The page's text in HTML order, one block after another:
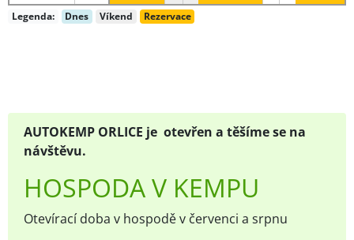
Legenda: Dnes Víkend Rezervace
AUTOKEMP ORLICE je otevřen a těšíme se na
návštěvu.
HOSPODA V KEMPU
Otevírací doba v hospodě v červenci a srpnu